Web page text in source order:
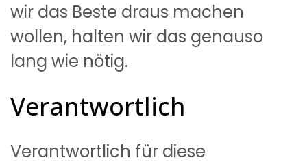
wir das Beste draus machen
wollen, halten wir das genauso
lang wie nötig.
Verantwortlich
Verantwortlich für diese